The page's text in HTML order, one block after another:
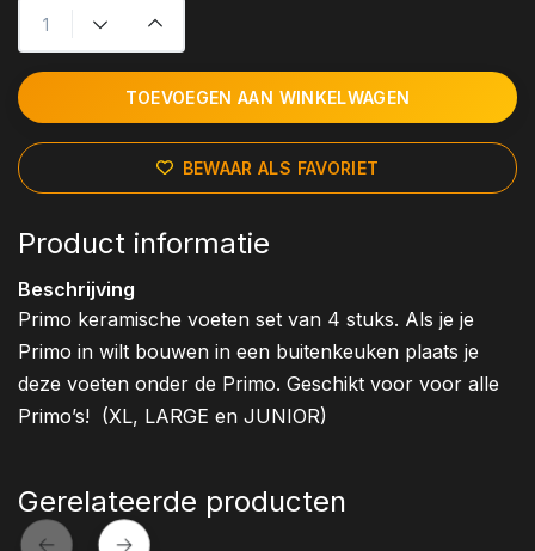
TOEVOEGEN AAN WINKELWAGEN
BEWAAR ALS FAVORIET
Product informatie
Beschrijving
Primo keramische voeten set van 4 stuks. Als je je
Primo in wilt bouwen in een buitenkeuken plaats je
deze voeten onder de Primo. Geschikt voor voor alle
Primo’s! (XL, LARGE en JUNIOR)
Gerelateerde producten